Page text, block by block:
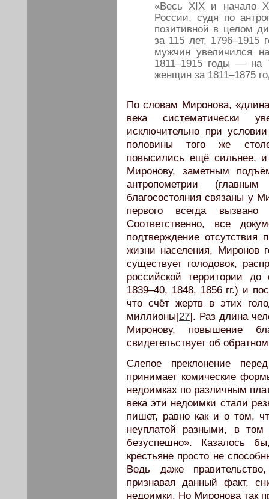
«Весь XIX и начало
России, судя по
позитивной в целом
за 115 лет, 1796–1915
мужчин увеличился
1811–1915 годы — на
женщин за 1811–1875
По словам Миронова,
века систематически
исключительно при
половины того же
повысились ещё сильнее,
Миронову, заметным
антропометрии
благосостояния связаны у
первого всегда вызвано
Соответственно, все
подтверждение
жизни населения, Миронов
существует голодовок,
российской территории до
1839–40, 1848, 1856 гг.) и
что счёт жертв в этих
миллионы[27]. Раз длина
Миронову, повышение
свидетельствует об
Слепое преклонение
принимает комические
недоимках по различным
века эти недоимки стали
пишет, равно как и о том,
неуплатой разными, в
безуспешно». Казалось
крестьяне просто не
Ведь даже
признавая данный факт,
недоимки. Но Миронова так